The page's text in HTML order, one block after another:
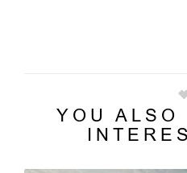
YOU ALSO